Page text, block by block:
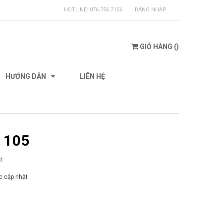
HOTLINE: 076.756.7156 ĐĂNG NHẬP
GIỎ HÀNG ()
HƯỚNG DẪN LIÊN HỆ
105
cập nhật